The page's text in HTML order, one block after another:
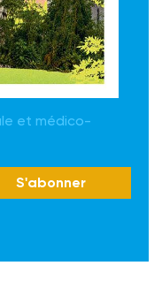
et médico-
S'abonner